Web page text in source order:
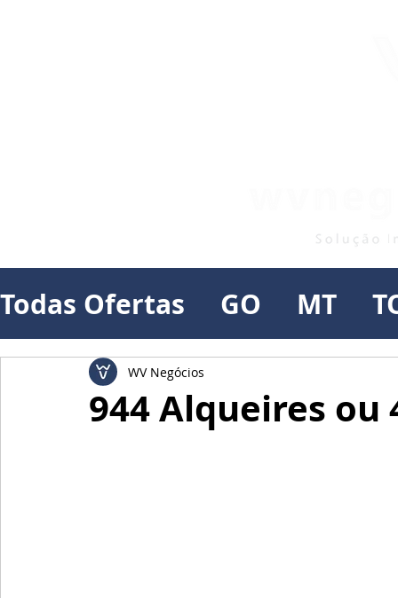
Todas Ofertas GO MT
944 Alqueires ou
WV Negócios